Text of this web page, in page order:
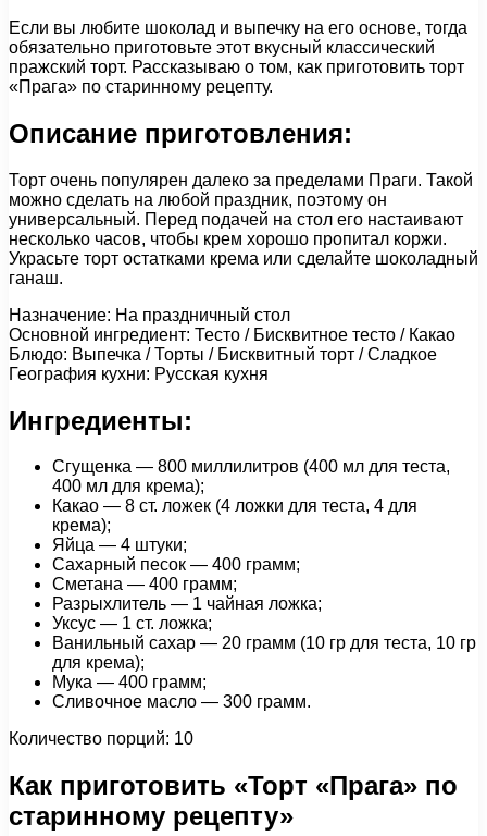
Если вы любите шоколад и выпечку на его основе, тогда
обязательно приготовьте этот вкусный классический
пражский торт. Рассказываю о том, как приготовить торт
«Прага» по старинному рецепту.
Описание приготовления:
Торт очень популярен далеко за пределами Праги. Такой
можно сделать на любой праздник, поэтому он
универсальный. Перед подачей на стол его настаивают
несколько часов, чтобы крем хорошо пропитал коржи.
Украсьте торт остатками крема или сделайте шоколадный
ганаш.
Назначение: На праздничный стол
Основной ингредиент: Тесто / Бисквитное тесто / Какао
Блюдо: Выпечка / Торты / Бисквитный торт / Сладкое
География кухни: Русская кухня
Ингредиенты:
Сгущенка — 800 миллилитров (400 мл для теста,
400 мл для крема);
Какао — 8 ст. ложек (4 ложки для теста, 4 для
крема);
Яйца — 4 штуки;
Сахарный песок — 400 грамм;
Сметана — 400 грамм;
Разрыхлитель — 1 чайная ложка;
Уксус — 1 ст. ложка;
Ванильный сахар — 20 грамм (10 гр для теста, 10 гр
для крема);
Мука — 400 грамм;
Сливочное масло — 300 грамм.
Количество порций: 10
Как приготовить «Торт «Прага» по
старинному рецепту»